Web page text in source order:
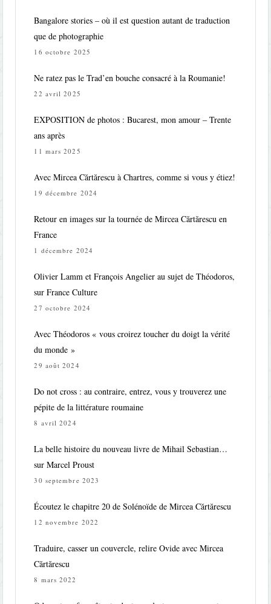
Bangalore stories – où il est question autant de traduction
que de photographie
16 octobre 2025
Ne ratez pas le Trad’en bouche consacré à la Roumanie!
22 avril 2025
EXPOSITION de photos : Bucarest, mon amour – Trente
ans après
11 mars 2025
Avec Mircea Cărtărescu à Chartres, comme si vous y étiez!
19 décembre 2024
Retour en images sur la tournée de Mircea Cărtărescu en
France
1 décembre 2024
Olivier Lamm et François Angelier au sujet de Théodoros,
sur France Culture
27 octobre 2024
Avec Théodoros « vous croirez toucher du doigt la vérité
du monde »
29 août 2024
Do not cross : au contraire, entrez, vous y trouverez une
pépite de la littérature roumaine
8 avril 2024
La belle histoire du nouveau livre de Mihail Sebastian…
sur Marcel Proust
30 septembre 2023
Écoutez le chapitre 20 de Solénoïde de Mircea Cărtărescu
12 novembre 2022
Traduire, casser un couvercle, relire Ovide avec Mircea
Cărtărescu
8 mars 2022